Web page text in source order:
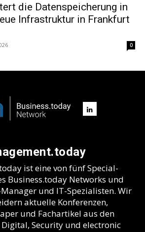
die Datenspeicherung in
Infrastruktur in Frankfurt
0
ist eine von fünf Special-
Business.today Networks und
und IT-Spezialisten. Wir
aktuelle Konferenzen,
und Fachartikel aus den
Digital, Security und electronic